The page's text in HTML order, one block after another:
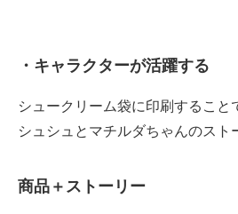
・キャラクターが活躍する
シュークリーム袋に印刷すること
シュシュとマチルダちゃんのスト
商品＋ストーリー